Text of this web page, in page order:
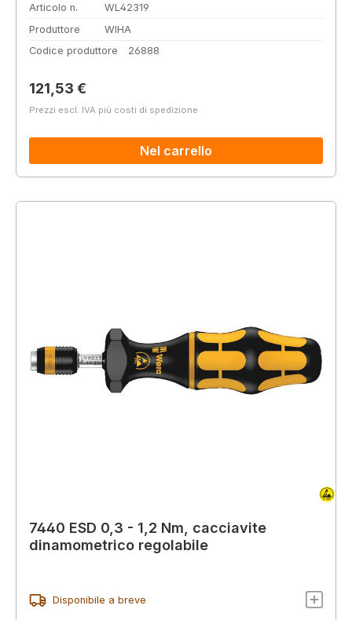
Articolo n.
WL42319
Produttore
WIHA
Codice produttore
26888
Prezzo normale:
121,53 €
Prezzi escl. IVA più costi di spedizione
Nel carrello
7440 ESD 0,3 - 1,2 Nm, cacciavite
dinamometrico regolabile
Disponibile a breve